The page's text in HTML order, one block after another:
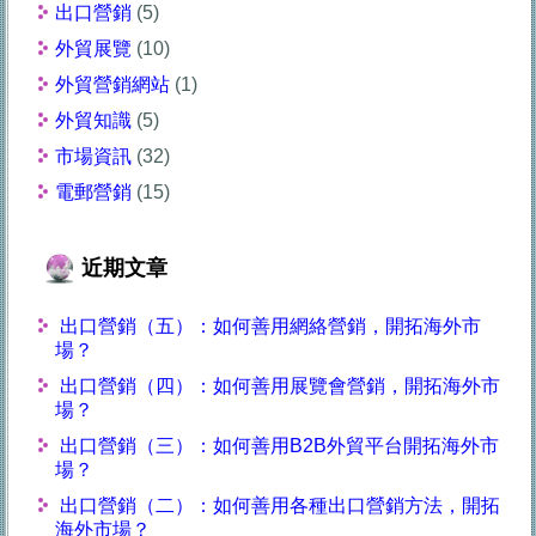
出口營銷 (5)
外貿展覽 (10)
外貿營銷網站 (1)
外貿知識 (5)
市場資訊 (32)
電郵營銷 (15)
近期文章
出口營銷（五）：如何善用網絡營銷，開拓海外市
場？
出口營銷（四）：如何善用展覽會營銷，開拓海外市
場？
出口營銷（三）：如何善用B2B外貿平台開拓海外市
場？
出口營銷（二）：如何善用各種出口營銷方法，開拓
海外市場？